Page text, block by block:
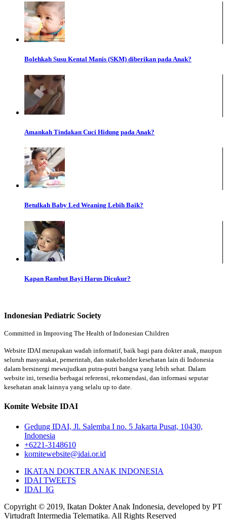
Bolehkah Susu Kental Manis (SKM) diberikan pada Anak?
Amankah Tindakan Cuci Hidung pada Anak?
Betulkah Baby Led Weaning Lebih Baik?
Kapan Rambut Bayi Harus Dicukur?
Indonesian Pediatric Society
Committed in Improving The Health of Indonesian Children
Website IDAI merupakan wadah informatif, baik bagi para dokter anak, maupun
seluruh masyarakat, pemerintah, dan stakeholder kesehatan lain di Indonesia
dalam bersinergi mewujudkan putra-putri bangsa yang lebih sehat. Dalam
website ini, tersedia berbagai referensi, rekomendasi, dan informasi seputar
kesehatan anak lainnya yang selalu up to date.
Komite Website IDAI
Gedung IDAI, Jl. Salemba I no. 5 Jakarta Pusat, 10430,
Indonesia
+6221-3148610
komitewebsite@idai.or.id
IKATAN DOKTER ANAK INDONESIA
IDAI TWEETS
IDAI_IG
Copyright © 2019, Ikatan Dokter Anak Indonesia, developed by PT
Virtudraft Intermedia Telematika. All Rights Reserved